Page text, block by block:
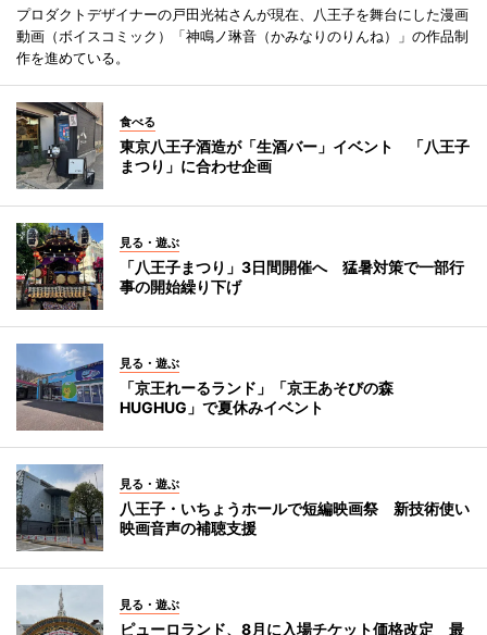
プロダクトデザイナーの戸田光祐さんが現在、八王子を舞台にした漫画
動画（ボイスコミック）「神鳴ノ琳音（かみなりのりんね）」の作品制
作を進めている。
食べる
東京八王子酒造が「生酒バー」イベント 「八王子
まつり」に合わせ企画
見る・遊ぶ
「八王子まつり」3日間開催へ 猛暑対策で一部行
事の開始繰り下げ
見る・遊ぶ
「京王れーるランド」「京王あそびの森
HUGHUG」で夏休みイベント
見る・遊ぶ
八王子・いちょうホールで短編映画祭 新技術使い
映画音声の補聴支援
見る・遊ぶ
ピューロランド、8月に入場チケット価格改定 最